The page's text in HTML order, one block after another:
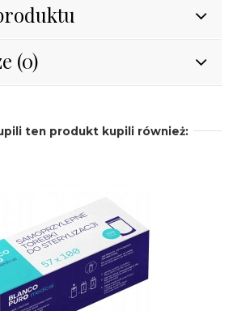
(0)
ten produkt kupili również: